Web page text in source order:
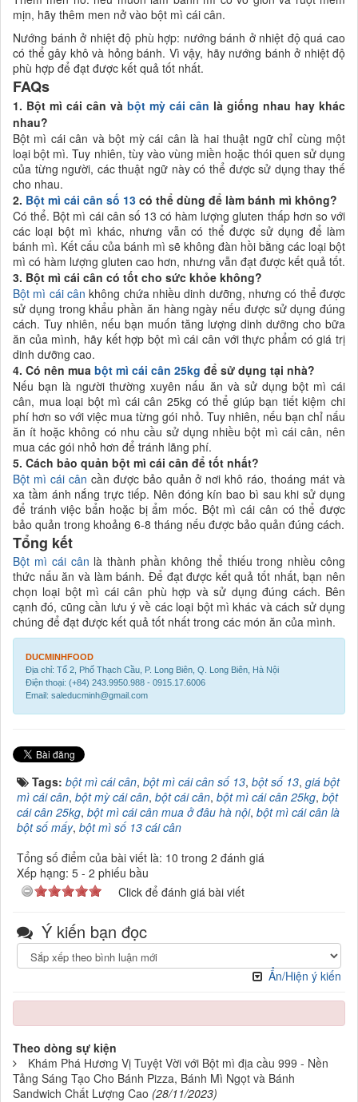
mịn, hãy thêm men nở vào bột mì cái cân.
Nướng bánh ở nhiệt độ phù hợp: nướng bánh ở nhiệt độ quá cao
có thể gây khô và hỏng bánh. Vì vậy, hãy nướng bánh ở nhiệt độ
phù hợp để đạt được kết quả tốt nhất.
FAQs
1. Bột mì cái cân và bột mỳ cái cân là giống nhau hay khác
nhau?
Bột mì cái cân và bột mỳ cái cân là hai thuật ngữ chỉ cùng một
loại bột mì. Tuy nhiên, tùy vào vùng miền hoặc thói quen sử dụng
của từng người, các thuật ngữ này có thể được sử dụng thay thế
cho nhau.
2. Bột mì cái cân số 13 có thể dùng để làm bánh mì không?
Có thể. Bột mì cái cân số 13 có hàm lượng gluten thấp hơn so với
các loại bột mì khác, nhưng vẫn có thể được sử dụng để làm
bánh mì. Kết cấu của bánh mì sẽ không đàn hồi bằng các loại bột
mì có hàm lượng gluten cao hơn, nhưng vẫn đạt được kết quả tốt.
3. Bột mì cái cân có tốt cho sức khỏe không?
Bột mì cái cân không chứa nhiều dinh dưỡng, nhưng có thể được
sử dụng trong khẩu phần ăn hàng ngày nếu được sử dụng đúng
cách. Tuy nhiên, nếu bạn muốn tăng lượng dinh dưỡng cho bữa
ăn của mình, hãy kết hợp bột mì cái cân với thực phẩm có giá trị
dinh dưỡng cao.
4. Có nên mua bột mì cái cân 25kg để sử dụng tại nhà?
Nếu bạn là người thường xuyên nấu ăn và sử dụng bột mì cái
cân, mua loại bột mì cái cân 25kg có thể giúp bạn tiết kiệm chi
phí hơn so với việc mua từng gói nhỏ. Tuy nhiên, nếu bạn chỉ nấu
ăn ít hoặc không có nhu cầu sử dụng nhiều bột mì cái cân, nên
mua các gói nhỏ hơn để tránh lãng phí.
5. Cách bảo quản bột mì cái cân để tốt nhất?
Bột mì cái cân cần được bảo quản ở nơi khô ráo, thoáng mát và
xa tầm ánh nắng trực tiếp. Nên đóng kín bao bì sau khi sử dụng
để tránh việc bẩn hoặc bị ẩm mốc. Bột mì cái cân có thể được
bảo quản trong khoảng 6-8 tháng nếu được bảo quản đúng cách.
Tổng kết
Bột mì cái cân là thành phần không thể thiếu trong nhiều công
thức nấu ăn và làm bánh. Để đạt được kết quả tốt nhất, bạn nên
chọn loại bột mì cái cân phù hợp và sử dụng đúng cách. Bên
cạnh đó, cũng cần lưu ý về các loại bột mì khác và cách sử dụng
chúng để đạt được kết quả tốt nhất trong các món ăn của mình.
DUCMINHFOOD
Địa chỉ: Tổ 2, Phố Thạch Cầu, P. Long Biên, Q. Long Biên, Hà Nội
Điện thoại: (+84) 243.9950.988 - 0915.17.6006
Email: saleducminh@gmail.com
Tags: bột mì cái cân, bột mì cái cân số 13, bột số 13, giá bột
mì cái cân, bột mỳ cái cân, bột cái cân, bột mì cái cân 25kg, bột
cái cân 25kg, bột mì cái cân mua ở đâu hà nội, bột mì cái cân là
bột số mấy, bột mì số 13 cái cân
Tổng số điểm của bài viết là: 10 trong 2 đánh giá
Xếp hạng: 5 - 2 phiếu bầu
Click để đánh giá bài viết
Ý kiến bạn đọc
Ẩn/Hiện ý kiến
Theo dòng sự kiện
Khám Phá Hương Vị Tuyệt Vời với Bột mì địa cầu 999 - Nền
Tảng Sáng Tạo Cho Bánh Pizza, Bánh Mì Ngọt và Bánh
Sandwich Chất Lượng Cao (28/11/2023)